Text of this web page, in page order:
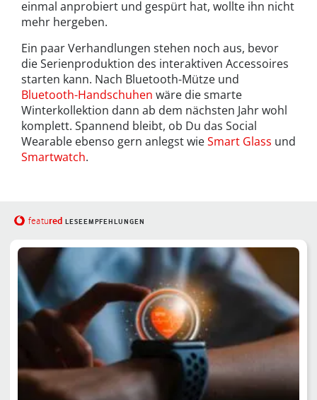
einmal anprobiert und gespürt hat, wollte ihn nicht
mehr hergeben.
Ein paar Verhandlungen stehen noch aus, bevor
die Serienproduktion des interaktiven Accessoires
starten kann. Nach Bluetooth-Mütze und
Bluetooth-Handschuhen wäre die smarte
Winterkollektion dann ab dem nächsten Jahr wohl
komplett. Spannend bleibt, ob Du das Social
Wearable ebenso gern anlegst wieSmart Glass und
Smartwatch.
featured LESEEMPFEHLUNGEN